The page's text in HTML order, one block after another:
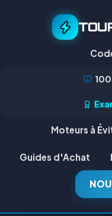
Moteurs à
Guides d'Achat